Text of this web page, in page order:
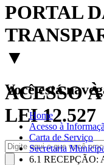
PORTAL
▼
ACESSO
LEI 12.527
Você está
Home
Acesso à
Carta de Serviço
Secretaria
6.1 RECEPÇÃO: